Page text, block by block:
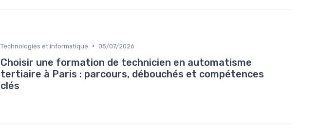
Technologies et informatique • 05/07/2026
Choisir une formation de technicien en automatisme
tertiaire à Paris : parcours, débouchés et compétences
clés